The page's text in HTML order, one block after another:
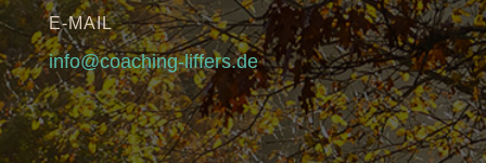
E-MAIL
info@coaching-liffers.de